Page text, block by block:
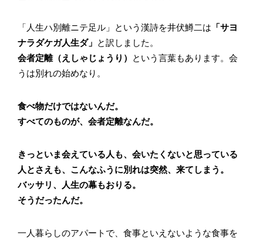
「人生ハ別離ニテ足ル」という漢詩を井伏鱒二は 「サヨ
ナラダケガ人生ダ」 と訳しました。
会者定離（えしゃじょうり）
という言葉もあります。会
うは別れの始めなり。
食べ物だけではないんだ。
すべてのものが、会者定離なんだ。
きっといま会えている人も、会いたくないと思っている
人とさえも、こんなふうに別れは突然、来てしまう。
バッサリ、人生の幕もおりる。
そうだったんだ。
一人暮らしのアパートで、食事といえないような食事を